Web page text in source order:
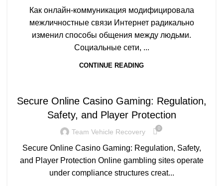
Как онлайн-коммуникация модифицировала
межличностные связи Интернет радикально
изменил способы общения между людьми.
Социальные сети, ...
CONTINUE READING
Secure Online Casino Gaming: Regulation,
Safety, and Player Protection
Team Vehicle Recovery 0
Secure Online Casino Gaming: Regulation, Safety,
and Player Protection Online gambling sites operate
under compliance structures creat...